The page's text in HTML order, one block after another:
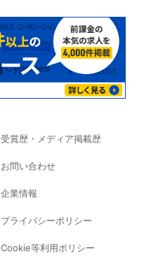
受賞歴・メディア掲載歴
お問い合わせ
企業情報
プライバシーポリシー
Cookie等利用ポリシー